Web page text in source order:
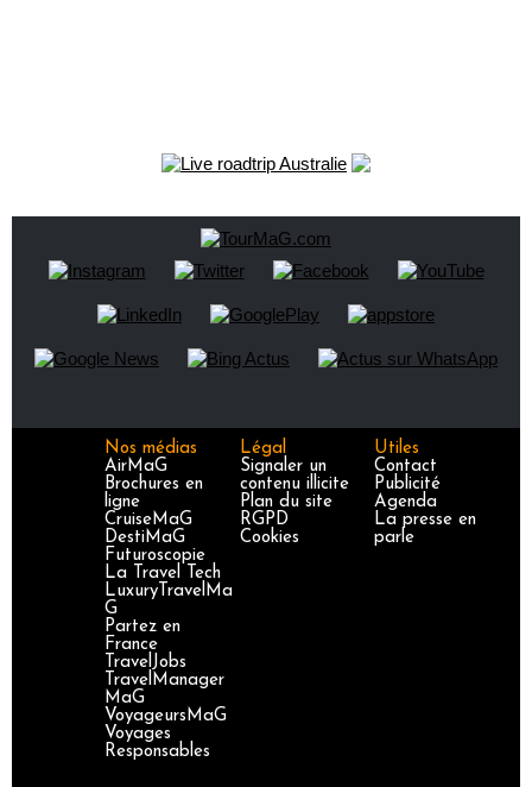
Nos médias
AirMaG
Brochures en
ligne
CruiseMaG
DestiMaG
Futuroscopie
La Travel Tech
LuxuryTravelMa
G
Partez en
France
TravelJobs
TravelManager
MaG
VoyageursMaG
Voyages
Responsables
Légal
Signaler un
contenu illicite
Plan du site
RGPD
Cookies
Utiles
Contact
Publicité
Agenda
La presse en
parle